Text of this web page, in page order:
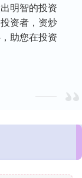
明智的投资
资者，资炒
助您在投资